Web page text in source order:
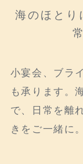
海のほとり
小宴会、ブラ
も承ります。
で、日常を離
きをご一緒に。